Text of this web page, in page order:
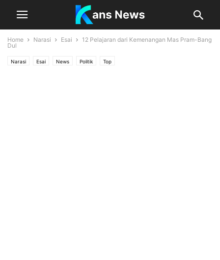
Home Narasi Esai
12 Pelajaran dari Kemenangan Mas Pram-Bang
Dul
Narasi Esai News Politik Top